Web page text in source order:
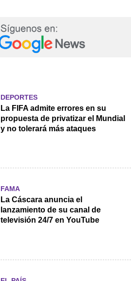
DEPORTES
La FIFA admite errores en su
propuesta de privatizar el Mundial
y no tolerará más ataques
FAMA
La Cáscara anuncia el
lanzamiento de su canal de
televisión 24/7 en YouTube